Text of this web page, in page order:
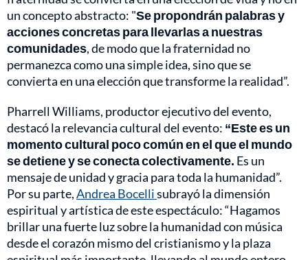
un concepto abstracto: "Se propondrán palabras y
acciones concretas para llevarlas a nuestras
comunidades, de modo que la fraternidad no
permanezca como una simple idea, sino que se
convierta en una elección que transforme la realidad”.
Pharrell Williams, productor ejecutivo del evento,
destacó la relevancia cultural del evento: “Este es un
momento cultural poco común en el que el mundo
se detiene y se conecta colectivamente. Es un
mensaje de unidad y gracia para toda la humanidad”.
Por su parte,Andrea Bocellisubrayó la dimensión
espiritual y artística de este espectáculo: “Hagamos
brillar una fuerte luz sobre la humanidad con música
desde el corazón mismo del cristianismo y la plaza